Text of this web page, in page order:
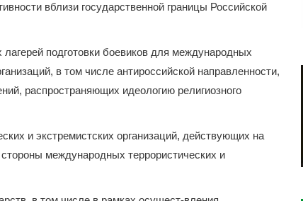
вблизи государственной границы Российской
подготовки боевиков для международных
в том числе антироссийской направленности,
распространяющих идеологию религиозного
и экстремистских организаций, действующих на
международных террористических и